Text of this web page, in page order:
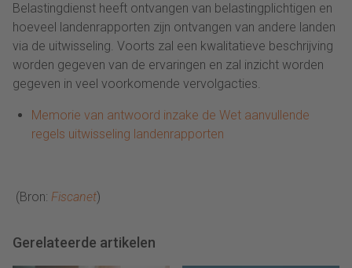
Belastingdienst heeft ontvangen van belastingplichtigen en
hoeveel landenrapporten zijn ontvangen van andere landen
via de uitwisseling. Voorts zal een kwalitatieve beschrijving
worden gegeven van de ervaringen en zal inzicht worden
gegeven in veel voorkomende vervolgacties.
Memorie van antwoord inzake de Wet aanvullende
regels uitwisseling landenrapporten
(Bron: Fiscanet)
Gerelateerde artikelen